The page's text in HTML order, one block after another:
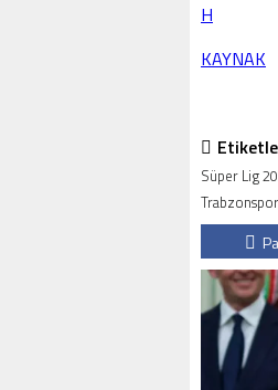
H
KAYNAK
Süper Lig